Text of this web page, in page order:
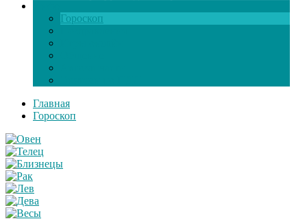
Гороскоп
Главная
Гороскоп